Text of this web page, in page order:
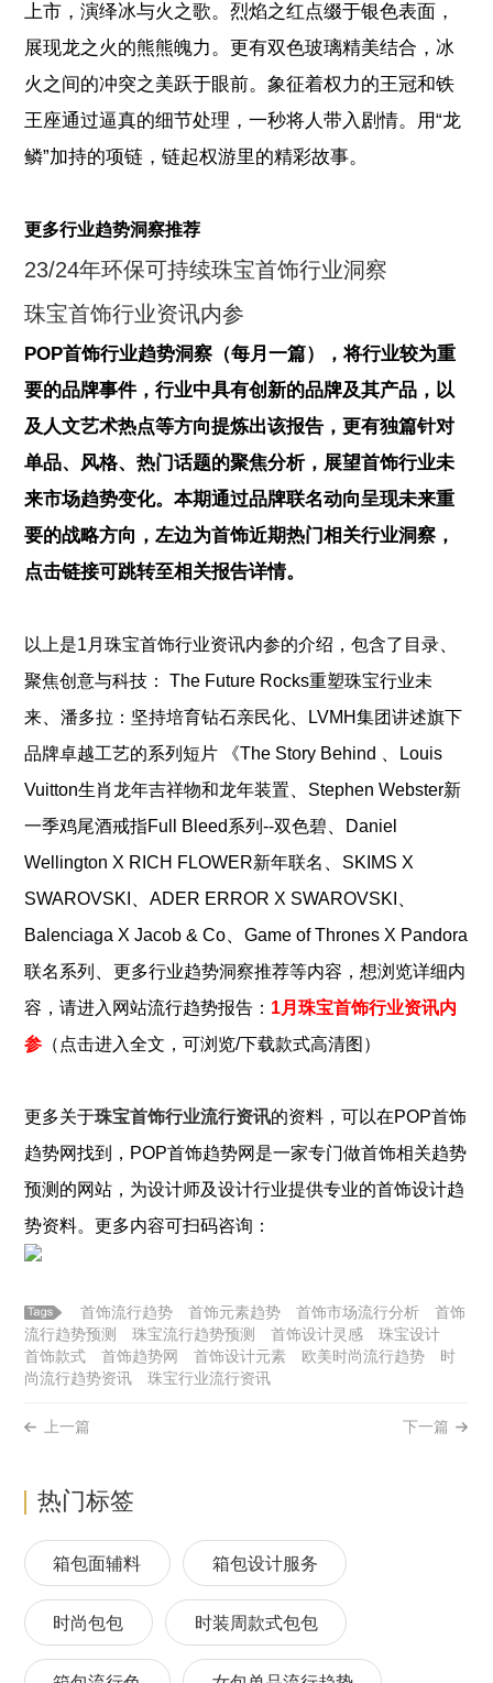
上市，演绎冰与火之歌。烈焰之红点缀于银色表面，
展现龙之火的熊熊魄力。更有双色玻璃精美结合，冰
火之间的冲突之美跃于眼前。象征着权力的王冠和铁
王座通过逼真的细节处理，一秒将人带入剧情。用“龙
鳞”加持的项链，链起权游里的精彩故事。
更多行业趋势洞察推荐
23/24年环保可持续珠宝首饰行业洞察
珠宝首饰行业资讯内参
POP首饰行业趋势洞察（每月一篇），将行业较为重
要的品牌事件，行业中具有创新的品牌及其产品，以
及人文艺术热点等方向提炼出该报告，更有独篇针对
单品、风格、热门话题的聚焦分析，展望首饰行业未
来市场趋势变化。本期通过品牌联名动向呈现未来重
要的战略方向，左边为首饰近期热门相关行业洞察，
点击链接可跳转至相关报告详情。
以上是1月珠宝首饰行业资讯内参的介绍，包含了 目录、
聚焦创意与科技： The Future Rocks重塑珠宝行业未
来、潘多拉：坚持培育钻石亲民化、
LVMH集团讲述旗下
品牌卓越工艺的系列短片 《The Story Behind 、
Louis
Vuitton生肖龙年吉祥物和龙年装置、 Stephen Webster新
一季鸡尾酒戒指Full Bleed系列--双色碧、
Daniel
Wellington X RICH FLOWER新年联名 、 SKIMS X
SWAROVSKI 、ADER ERROR X SWAROVSKI 、
Balenciaga X Jacob & Co、Game of Thrones X Pandora
联名系列 、更多行业趋势洞察推荐等内容，想浏览详细内
容，请进入网站流行趋势报告： 1月珠宝首饰行业资讯内
参 （点击进入全文，可浏览/下载款式高清图）
更多关于珠宝首饰行业流行资讯的资料，可以在POP首饰
趋势网找到，POP首饰趋势网是一家专门做首饰相关趋势
预测的网站，为设计师及设计行业提供专业的首饰设计趋
势资料。更多内容可扫码咨询：
首饰流行趋势 首饰元素趋势 首饰市场流行分析
首饰
流行趋势预测
珠宝流行趋势预测 首饰设计灵感
珠宝设计
首饰款式
首饰趋势网 首饰设计元素 欧美时尚流行趋势
时
尚流行趋势资讯
珠宝行业流行资讯
上一篇 下一篇
热门标签
箱包面辅料 箱包设计服务
时尚包包 时装周款式包包